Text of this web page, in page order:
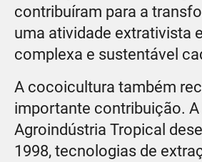
contribuíram para a
uma atividade extrativista
complexa e sustentável
A cocoicultura também
importante contribuição. A
Agroindústria Tropical
1998, tecnologias de